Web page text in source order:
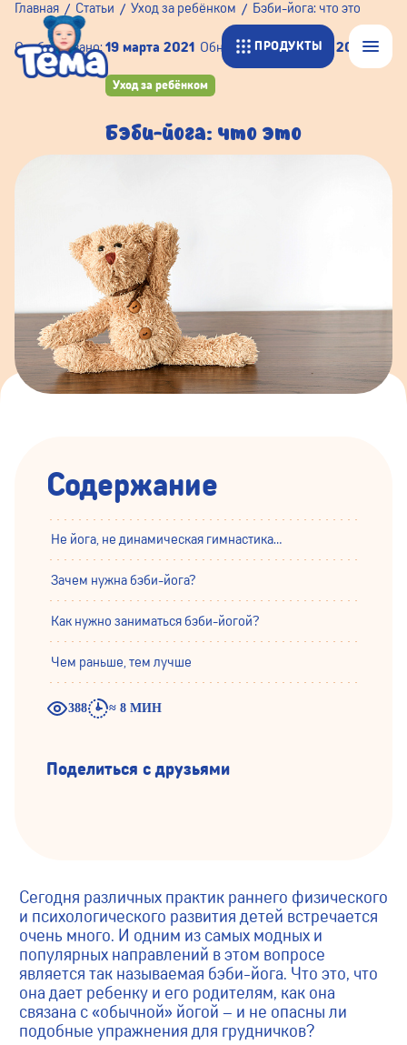
ПРОДУКТЫ
Главная Статьи Уход за ребёнком Бэби-йога: что это
Уход за ребёнком
Бэби-йога: что это
Опубликовано:19 марта 2021 Обновлено:18 ноября 2025
Содержание
Не йога, не динамическая гимнастика…
Зачем нужна бэби-йога?
Как нужно заниматься бэби-йогой?
Чем раньше, тем лучше
388 ≈ 8 МИН
Поделиться с друзьями
Сегодня различных практик раннего физического
и психологического развития детей встречается
очень много. И одним из самых модных и
популярных направлений в этом вопросе
является так называемая бэби-йога. Что это, что
она дает ребенку и его родителям, как она
связана с «обычной» йогой – и не опасны ли
подобные упражнения для грудничков?